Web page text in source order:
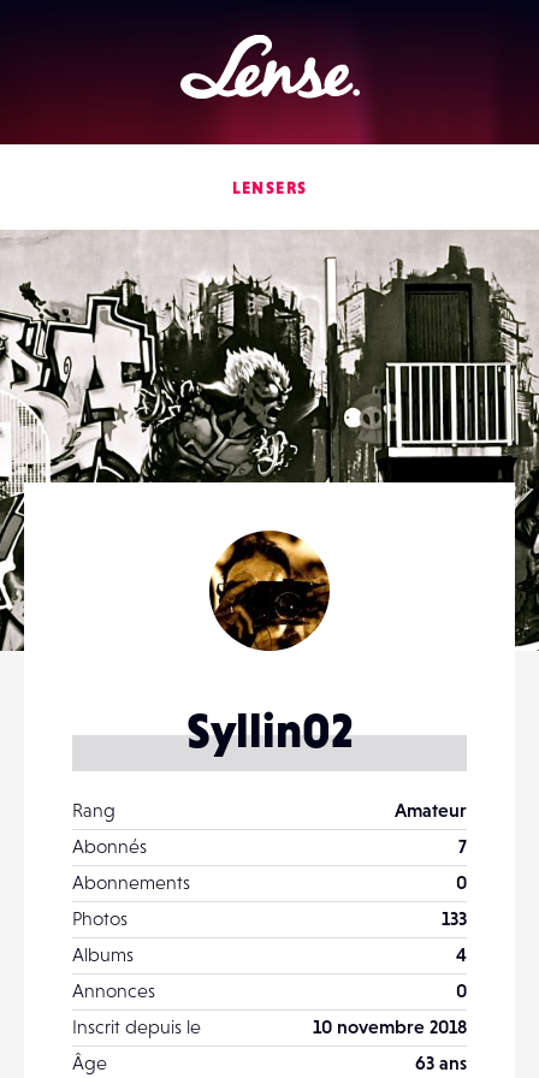
Lense
LENSERS
Syllin02
Rang
Amateur
Abonnés
7
Abonnements
0
Photos
133
Albums
4
Annonces
0
Inscrit depuis le
10 novembre 2018
Âge
63 ans